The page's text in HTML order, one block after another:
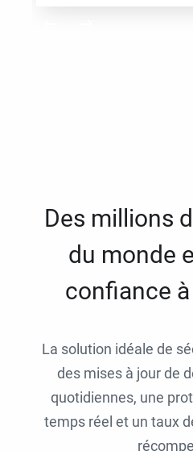
Des millions
du monde
confiance
La solution idéale de
des mises à jour de
quotidiennes, une
temps réel et un taux